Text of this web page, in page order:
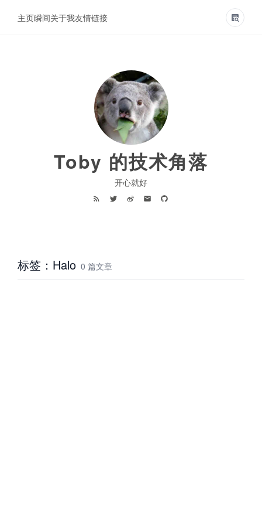
Toby 的技术角落
开心就好
主页瞬间关于我友情链接
标签：Halo 0 篇文章